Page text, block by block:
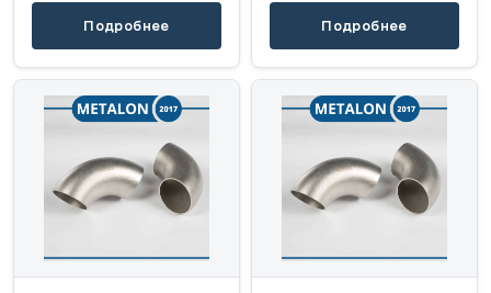
Подробнее Подробнее